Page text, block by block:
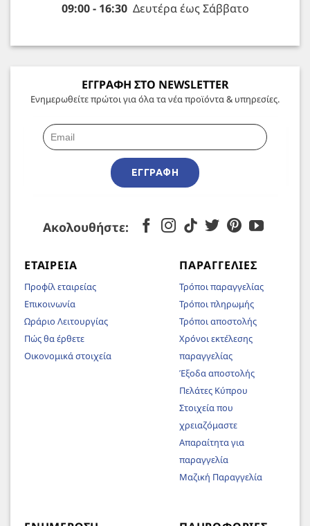
09:00 - 16:30Δευτέρα έως Σάββατο
ΕΓΓΡΑΦΗ ΣΤΟ NEWSLETTER
Ενημερωθείτε πρώτοι για όλα τα νέα προϊόντα & υπηρεσίες.
ΕΓΓΡΑΦΉ
Ακολουθήστε:
ΕΤΑΙΡΕΊΑ
Προφίλ εταιρείας
Επικοινωνία
Ωράριο Λειτουργίας
Πώς θα έρθετε
Οικονομικά στοιχεία
ΠΑΡΑΓΓΕΛΊΕΣ
Τρόποι παραγγελίας
Τρόποι πληρωμής
Τρόποι αποστολής
Χρόνοι εκτέλεσης
παραγγελίας
Έξοδα αποστολής
Πελάτες Κύπρου
Στοιχεία που
χρειαζόμαστε
Απαραίτητα για
παραγγελία
Μαζική Παραγγελία